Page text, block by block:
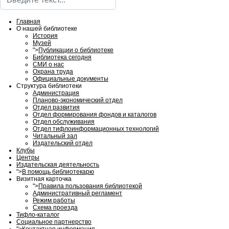
Главная
О нашей библиотеке
История
Музей
">Публикации о библиотеке
Библиотека сегодня
СМИ о нас
Охрана труда
Официальные документы
Структура библиотеки
Администрация
Планово-экономический отдел
Отдел развития
Отдел формирования фондов и каталогов
Отдел обслуживания
Отдел тифлоинформационных технологий
Читальный зал
Издательский отдел
Клубы
Центры
Издательская деятельность
">В помощь библиотекарю
Визитная карточка
">Правила пользования библиотекой
Административный регламент
Режим работы
Схема проезда
Тифло-каталог
Социальное партнерство